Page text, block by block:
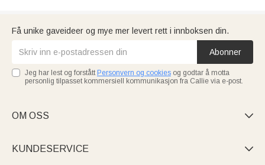
Få unike gaveideer og mye mer levert rett i innboksen din.
Abonner
Jeg har lest og forstått Personvern og cookies og godtar å motta
personlig tilpasset kommersiell kommunikasjon fra Callie via e-post.
OM OSS 
KUNDESERVICE 